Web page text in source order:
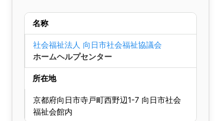
名称
社会福祉法人 向日市社会福祉協議会
ホームヘルプセンター
所在地
京都府向日市寺戸町西野辺1-7 向日市社会
福祉会館内